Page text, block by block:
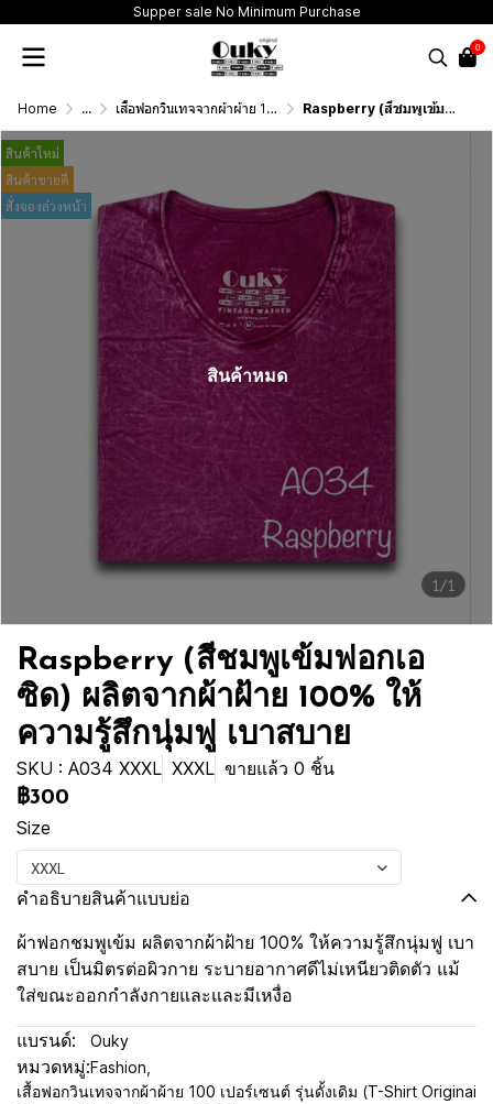
Supper sale No Minimum Purchase
0
Home ... เสื้อฟอกวินเทจจากผ้าผ้าย 100 เปอร์เซนต์ รุ่นดั้งเดิม (T-Shirt Originai Vintage Washed Cotton 100%) Raspberry (สีชมพูเข้มฟอกเอซิด) ผลิตจากผ้าฝ้าย 100% ให้ความรู้สึกนุ่มฟู เบาสบาย
1/1
สินค้าใหม่
สินค้าขายดี
สั่งจองล่วงหน้า
สินค้าหมด
Raspberry (สีชมพูเข้มฟอกเอ
ซิด) ผลิตจากผ้าฝ้าย 100% ให้
ความรู้สึกนุ่มฟู เบาสบาย
SKU : A034 XXXL XXXL ขายแล้ว 0 ชิ้น
฿300
Size
XXXL
คำอธิบายสินค้าแบบย่อ
ผ้าฟอกชมพูเข้ม ผลิตจากผ้าฝ้าย 100% ให้ความรู้สึกนุ่มฟู เบา
สบาย เป็นมิตรต่อผิวกาย ระบายอากาศดีไม่เหนียวติดตัว แม้
ใส่ขณะออกกำลังกายและและมีเหงื่อ
แบรนด์: Ouky
หมวดหมู่:Fashion
เสื้อฟอกวินเทจจากผ้าผ้าย 100 เปอร์เซนต์ รุ่นดั้งเดิม (T-Shirt Originai